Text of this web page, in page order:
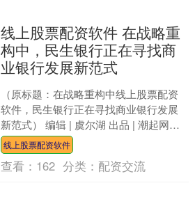
线上股票配资软件 在战略重
构中，民生银行正在寻找商
业银行发展新范式
（原标题：在战略重构中线上股票配资
软件，民生银行正在寻找商业银行发展
新范式） 编辑 | 虞尔湖 出品 | 潮起网
「于见专栏」 在银行业深化转型的关键
时期，民生银....
线上股票配资软件
查看： 162 分类： 配资交流